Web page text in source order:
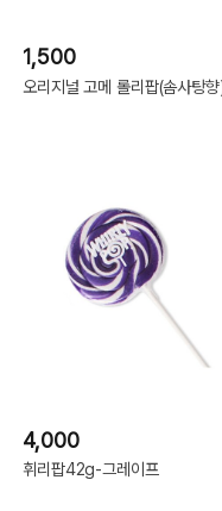
1,500
오리지널 고메 롤리팝(솜사탕
4,000
휘리팝42g-그레이프